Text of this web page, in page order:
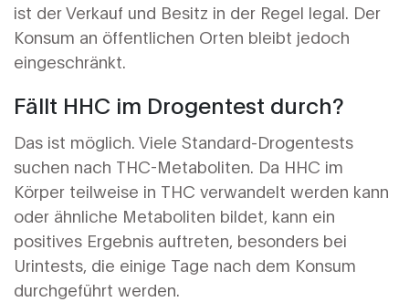
ist der Verkauf und Besitz in der Regel legal. Der
Konsum an öffentlichen Orten bleibt jedoch
eingeschränkt.
Fällt HHC im Drogentest durch?
Das ist möglich. Viele Standard-Drogentests
suchen nach THC-Metaboliten. Da HHC im
Körper teilweise in THC verwandelt werden kann
oder ähnliche Metaboliten bildet, kann ein
positives Ergebnis auftreten, besonders bei
Urintests, die einige Tage nach dem Konsum
durchgeführt werden.